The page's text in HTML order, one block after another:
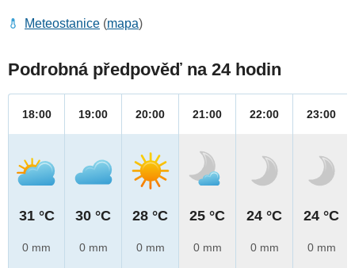
Meteostanice (mapa)
Podrobná předpověď na 24 hodin
18:00
31 °C
0 mm
19:00
30 °C
0 mm
20:00
28 °C
0 mm
21:00
25 °C
0 mm
22:00
24 °C
0 mm
23:00
24 °C
0 mm